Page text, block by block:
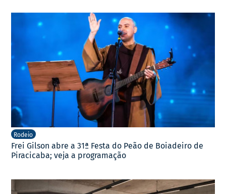
Rodeio
Frei Gilson abre a 31ª Festa do Peão de Boiadeiro de
Piracicaba; veja a programação